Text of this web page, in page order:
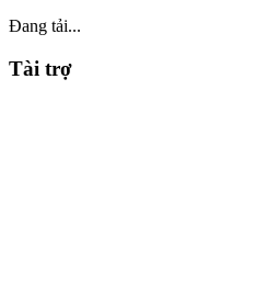
Đang tải...
Tài trợ